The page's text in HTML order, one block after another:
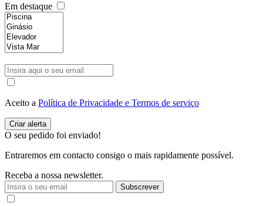
Em destaque
Aceito a Política de Privacidade e Termos de serviço
O seu pedido foi enviado!
Entraremos em contacto consigo o mais rapidamente possível.
Receba a nossa newsletter.
Subscrever